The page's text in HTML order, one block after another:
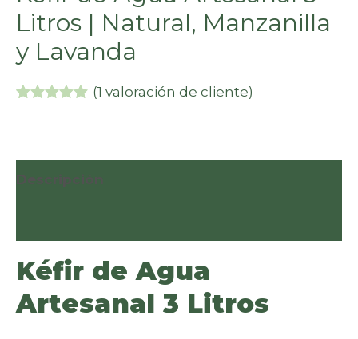
Litros | Natural, Manzanilla
y Lavanda
(1 valoración de cliente)
Kéfir de Agua
Artesanal 3 Litros